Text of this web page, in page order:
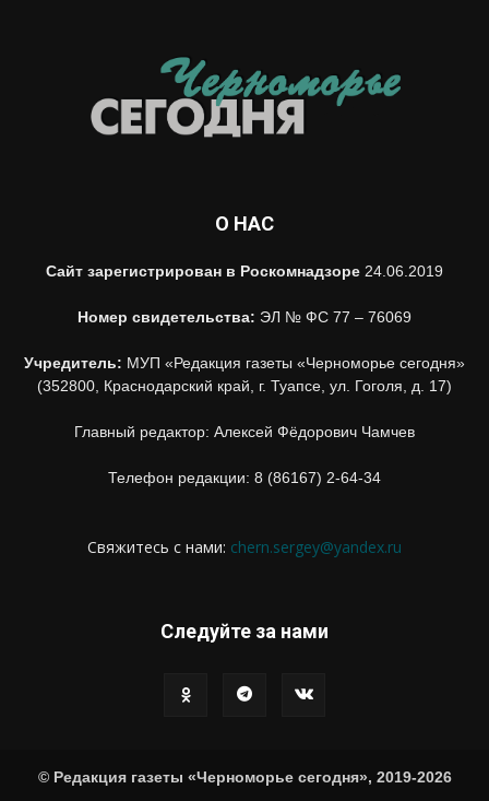
О НАС
Сайт зарегистрирован в Роскомнадзоре 24.06.2019
Номер свидетельства: ЭЛ № ФС 77 – 76069
Учредитель: МУП «Редакция газеты «Черноморье сегодня»
(352800, Краснодарский край, г. Туапсе, ул. Гоголя, д. 17)
Главный редактор: Алексей Фёдорович Чамчев
Телефон редакции: 8 (86167) 2-64-34
Свяжитесь с нами: chern.sergey@yandex.ru
Следуйте за нами
© Редакция газеты «Черноморье сегодня», 2019-2026